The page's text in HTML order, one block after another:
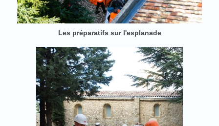
Les préparatifs sur l'esplanade